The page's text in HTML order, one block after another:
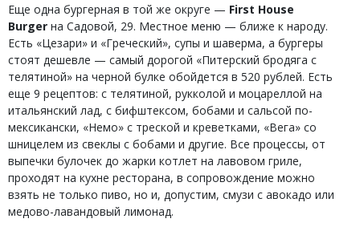
Еще одна бургерная в той же округе — First House
Burger на Садовой, 29. Местное меню — ближе к народу.
Есть «Цезари» и «Греческий», супы и шаверма, а бургеры
стоят дешевле — самый дорогой «Питерский бродяга с
телятиной» на черной булке обойдется в 520 рублей. Есть
еще 9 рецептов: с телятиной, рукколой и моцареллой на
итальянский лад, с бифштексом, бобами и сальсой по-
мексикански, «Немо» с треской и креветками, «Вега» со
шницелем из свеклы с бобами и другие. Все процессы, от
выпечки булочек до жарки котлет на лавовом гриле,
проходят на кухне ресторана, в сопровождение можно
взять не только пиво, но и, допустим, смузи с авокадо или
медово-лавандовый лимонад.